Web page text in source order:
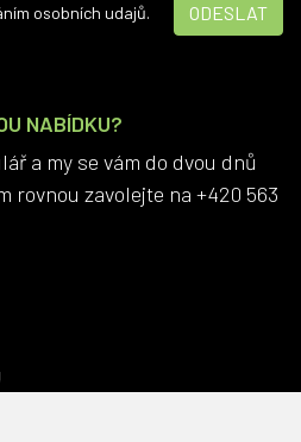
osobních udajů.
NABÍDKU?
a my se vám do dvou dnů
rovnou zavolejte na +420 563